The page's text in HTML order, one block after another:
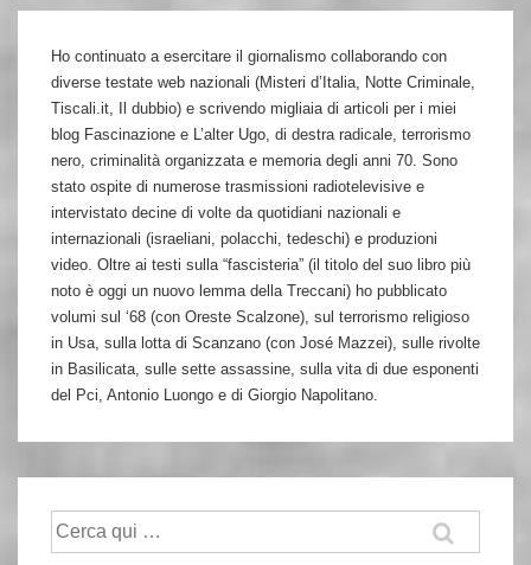
Ho continuato a esercitare il giornalismo collaborando con
diverse testate web nazionali (Misteri d’Italia, Notte Criminale,
Tiscali.it, Il dubbio) e scrivendo migliaia di articoli per i miei
blog Fascinazione e L’alter Ugo, di destra radicale, terrorismo
nero, criminalità organizzata e memoria degli anni 70. Sono
stato ospite di numerose trasmissioni radiotelevisive e
intervistato decine di volte da quotidiani nazionali e
internazionali (israeliani, polacchi, tedeschi) e produzioni
video. Oltre ai testi sulla “fascisteria” (il titolo del suo libro più
noto è oggi un nuovo lemma della Treccani) ho pubblicato
volumi sul ‘68 (con Oreste Scalzone), sul terrorismo religioso
in Usa, sulla lotta di Scanzano (con José Mazzei), sulle rivolte
in Basilicata, sulle sette assassine, sulla vita di due esponenti
del Pci, Antonio Luongo e di Giorgio Napolitano.
Cerca: